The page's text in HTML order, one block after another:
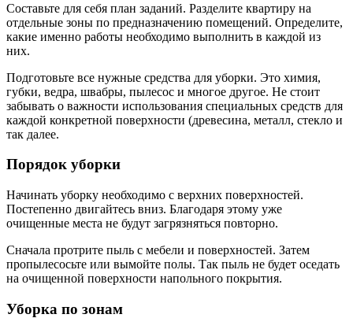
Составьте для себя план заданий. Разделите квартиру на
отдельные зоны по предназначению помещений. Определите,
какие именно работы необходимо выполнить в каждой из
них.
Подготовьте все нужные средства для уборки. Это химия,
губки, ведра, швабры, пылесос и многое другое. Не стоит
забывать о важности использования специальных средств для
каждой конкретной поверхности (древесина, металл, стекло и
так далее.
Порядок уборки
Начинать уборку необходимо с верхних поверхностей.
Постепенно двигайтесь вниз. Благодаря этому уже
очищенные места не будут загрязняться повторно.
Сначала протрите пыль с мебели и поверхностей. Затем
пропылесосьте или вымойте полы. Так пыль не будет оседать
на очищенной поверхности напольного покрытия.
Уборка по зонам